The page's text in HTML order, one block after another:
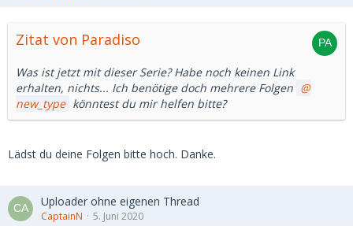
Zitat von Paradiso
Was ist jetzt mit dieser Serie? Habe noch keinen Link
erhalten, nichts... Ich benötige doch mehrere Folgen
new_type könntest du mir helfen bitte?
Lädst du deine Folgen bitte hoch. Danke.
Uploader ohne eigenen Thread
CaptainN 5. Juni 2020